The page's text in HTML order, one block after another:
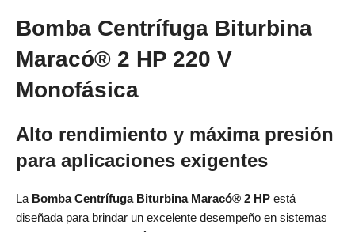
Bomba Centrífuga Biturbina
Maracó® 2 HP 220 V
Monofásica
Alto rendimiento y máxima presión
para aplicaciones exigentes
La Bomba Centrífuga Biturbina Maracó® 2 HP está
diseñada para brindar un excelente desempeño en sistemas